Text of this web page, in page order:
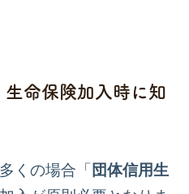
命保険加入時に知
くの場合「 団体信用生